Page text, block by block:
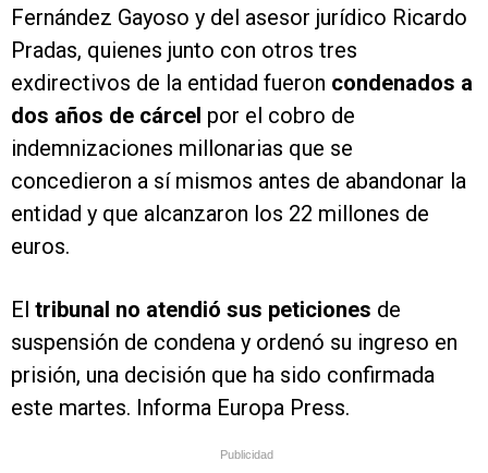
Fernández Gayoso y del asesor jurídico Ricardo
Pradas, quienes junto con otros tres
exdirectivos de la entidad fueron condenados a
dos años de cárcel por el cobro de
indemnizaciones millonarias que se
concedieron a sí mismos antes de abandonar la
entidad y que alcanzaron los 22 millones de
euros.
El tribunal no atendió sus peticiones de
suspensión de condena y ordenó su ingreso en
prisión, una decisión que ha sido confirmada
este martes. Informa Europa Press.
Publicidad